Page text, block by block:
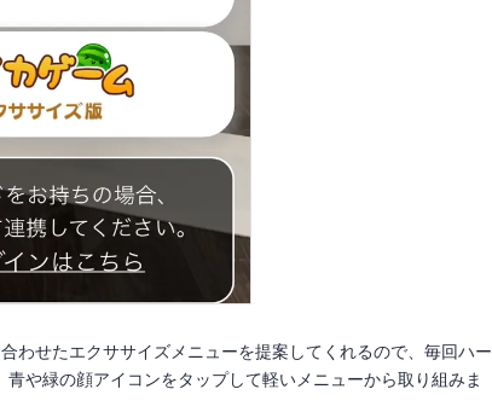
わせたエクササイズメニューを提案してくれるので、毎回ハー
や緑の顔アイコンをタップして軽いメニューから取り組みま